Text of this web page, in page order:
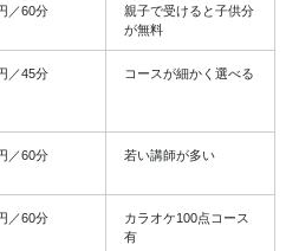
／60分
親子で受けると子供分
が無料
／45分 コースが細かく選べる
／60分 若い講師が多い
／60分
カラオケ100点コース
有